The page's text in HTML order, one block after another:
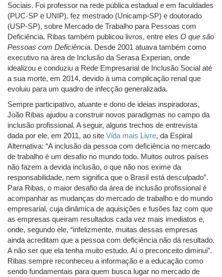
Sociais. Foi professor na rede pública estadual e em faculdades
(PUC-SP e UNIP), fez mestrado (Unicamp-SP) e doutorado
(USP-SP), sobre Mercado de Trabalho para Pessoas com
Deficiência. Ribas também publicou livros, entre eles O que são
Pessoas com Deficiência. Desde 2001 atuava também como
executivo na área de Inclusão da Serasa Experian, onde
idealizou e conduziu a Rede Empresarial de Inclusão Social até
a sua morte, em 2014, devido à uma complicação renal que
evoluiu para um quadro de infecção generalizada.
Sempre participativo, atuante e dono de ideias inspiradoras,
João Ribas ajudou a construir novos paradigmas no campo da
inclusão profissional. A seguir, alguns trechos de entrevista
dada por ele, em 2011, ao site Vida mais Livre, da Espiral
Alternativa: “A inclusão da pessoa com deficiência no mercado
de trabalho é um desafio no mundo todo. Muitos outros países
não fazem a devida inclusão, o que não nos exime da
responsabilidade, nem significa que o Brasil está desculpado”.
Para Ribas, o maior desafio da área de inclusão profissional é
acompanhar as mudanças do mercado de trabalho e do mundo
empresarial, cuja dinâmica de aquisições e fusões faz com que
as empresas queiram resultados cada vez mais imediatos e,
onde, segundo ele, “infelizmente, muitas dessas empresas
ainda acreditam que a pessoa com deficiência não dá resultado.
A não ser que ela tenha muito estudo. Aí o preconceito diminui”.
Ribas sempre reconheceu a informação e a educação como
sendo fundamentais para quem busca lugar no mercado de